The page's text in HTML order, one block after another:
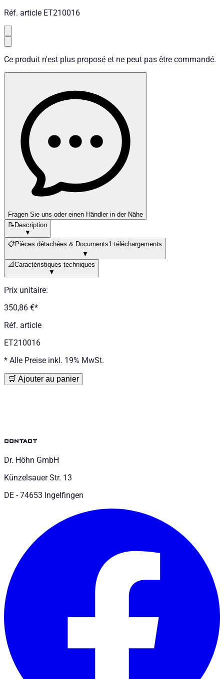
Réf. article ET210016
Ce produit n'est plus proposé et ne peut pas être commandé.
Fragen Sie uns oder einen Händler in der Nähe
📝Description
▼
📋Pièces détachées & Documents1 téléchargements
▼
📐Caractéristiques techniques
▼
Prix unitaire:
350,86 €*
Réf. article
ET210016
* Alle Preise inkl. 19% MwSt.
🛒 Ajouter au panier
contact
Dr. Höhn GmbH
Künzelsauer Str. 13
DE - 74653 Ingelfingen